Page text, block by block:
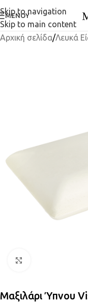
Skip to navigation
Skip to main content
ΜΕΝΟΎ
Αρχική σελίδα/Λευκά
Μαξιλάρι Ύπνου